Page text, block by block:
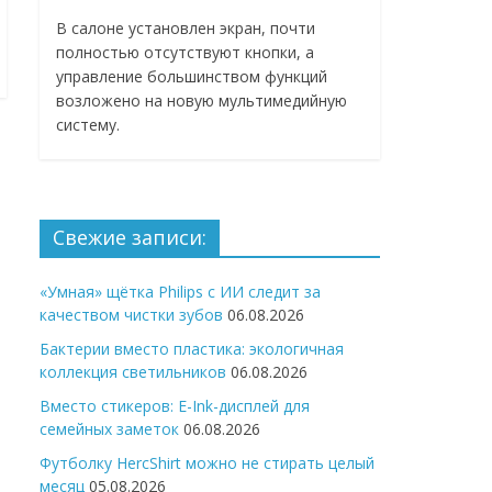
В салоне установлен экран, почти
полностью отсутствуют кнопки, а
управление большинством функций
возложено на новую мультимедийную
систему.
Свежие записи:
«Умная» щётка Philips с ИИ следит за
качеством чистки зубов 06.08.2026
Бактерии вместо пластика: экологичная
коллекция светильников 06.08.2026
Вместо стикеров: E-Ink-дисплей для
семейных заметок 06.08.2026
Футболку HercShirt можно не стирать целый
месяц 05.08.2026